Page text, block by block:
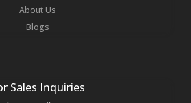
About Us
Blogs
Sales Inquiries